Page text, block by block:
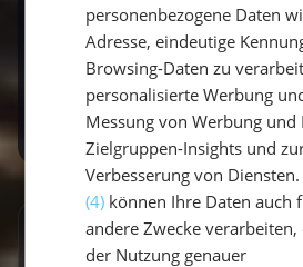
Muss ich für das
können?
GESCHRIEBEN VON
personenbezogene Daten
Adresse, eindeutige
Browsing-Daten zu
personalisierte Werbung
Messung von Werbung und
Zielgruppen-Insights und
Verbesserung von Diensten.
(4) können Ihre Daten auch
andere Zwecke
der Nutzung genauer